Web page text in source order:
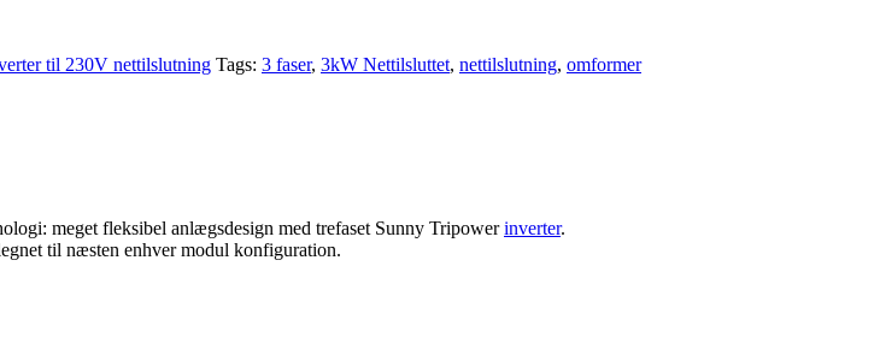
til 230V nettilslutning Tags: 3 faser, 3kW Nettilsluttet, nettilslutning, omformer
meget fleksibel anlægsdesign med trefaset Sunny Tripowerinverter.
til næsten enhver modul konfiguration.